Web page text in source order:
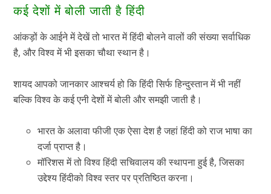
कई देशों में बोली जाती है हिंदी
आंकड़ों के आईने में देखें तो भारत में हिंदी बोलने वालों की संख्या सर्वाधिक
है, और विश्व में भी इसका चौथा स्थान है।
शायद आपको जानकार आश्चर्य हो कि हिंदी सिर्फ हिन्दुस्तान में भी नहीं
बल्कि विश्व के कई एनी देशों में बोली और समझी जाती है।
भारत के अलावा फीजी एक ऐसा देश है जहां हिंदी को राज भाषा का
दर्जा प्राप्त है।
मॉरिशस में तो विश्व हिंदी सचिवालय की स्थापना हुई है, जिसका
उद्देश्य हिंदीको विश्व स्तर पर प्रतिष्ठित करना।